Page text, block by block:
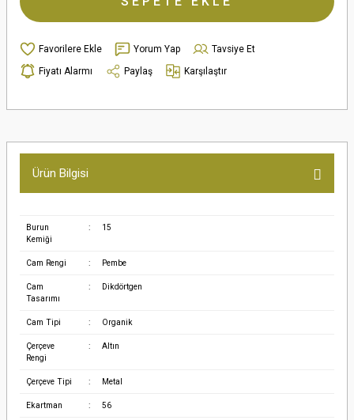
Yorum Yap
Tavsiye Et
Fiyatı Alarmı
Paylaş Karşılaştır
Ürün Bilgisi
Burun
Kemiği
: 15
Cam Rengi : Pembe
Cam
Tasarımı
: Dikdörtgen
Cam Tipi : Organik
Çerçeve
Rengi
: Altın
Çerçeve Tipi : Metal
Ekartman : 56